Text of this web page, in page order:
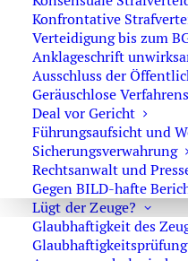
Konfrontative
Verteidigung bis zum
Anklageschrift
Ausschluss der
Geräuschlose
Deal vor Gericht
Führungsaufsicht und
Sicherungsverwahrung
Rechtsanwalt und
Gegen BILD-hafte
Lügt der Zeuge?
Glaubhaftigkeit des
Glaubhaftigkeitsprüfung
gesetzliche Freigrenze wie
Wann darf die
anordnen?
Die Blutentnahme ist ein
braucht die Polizei
einer Verkehrsstraftat oder
Bauchgefühl reicht nicht.
Typische